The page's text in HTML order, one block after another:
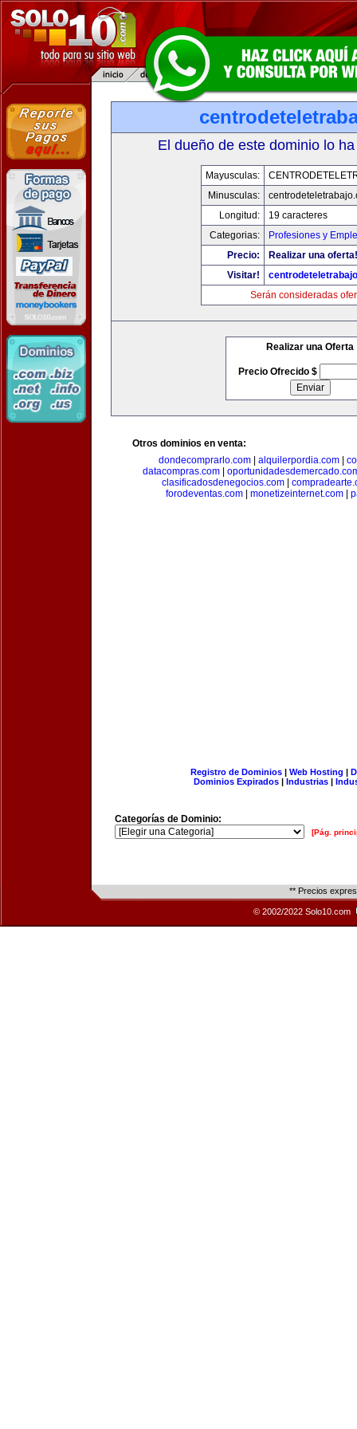
El dueño de este dominio lo
Mayusculas:
Minusculas:
Longitud:
19 caracteres
Categorias:
Profesiones y
Precio:
Realizar una oferta!
Visitar!
Serán consideradas
Realizar una Oferta
Precio Ofrecido $
Otros dominios en venta:
dondecomprarlo.com| alquilerpordia.com|
datacompras.com
clasificadosdenegocios.com|
forodeventas.com| monetizeinternet.com|
Registro de Dominios| Web Hosting |
Dominios Expirados | Industrias |
Categorías de Dominio:
[Pág.
** Precios
© 2002/2022 Solo10.com